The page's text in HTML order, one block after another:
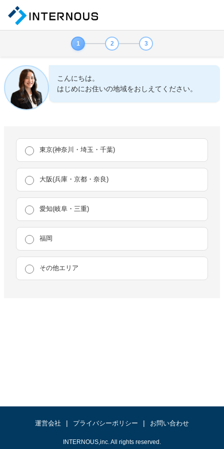
1 2 3
こんにちは。
はじめにお住いの地域をおしえてください。
東京(神奈川・埼玉・千葉)
大阪(兵庫・京都・奈良)
愛知(岐阜・三重)
福岡
その他エリア
運営会社 プライバシーポリシー お問い合わせ
INTERNOUS,inc. All rights reserved.